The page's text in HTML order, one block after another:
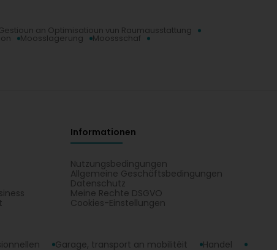
an Optimisatioun vun Raumausstattung
Moosslagerung Moossschaf
Informationen
Nutzungsbedingungen
Allgemeine Geschäftsbedingungen
Datenschutz
Meine Rechte DSGVO
Cookies-Einstellungen
Garage, transport an mobilitéit
Handel